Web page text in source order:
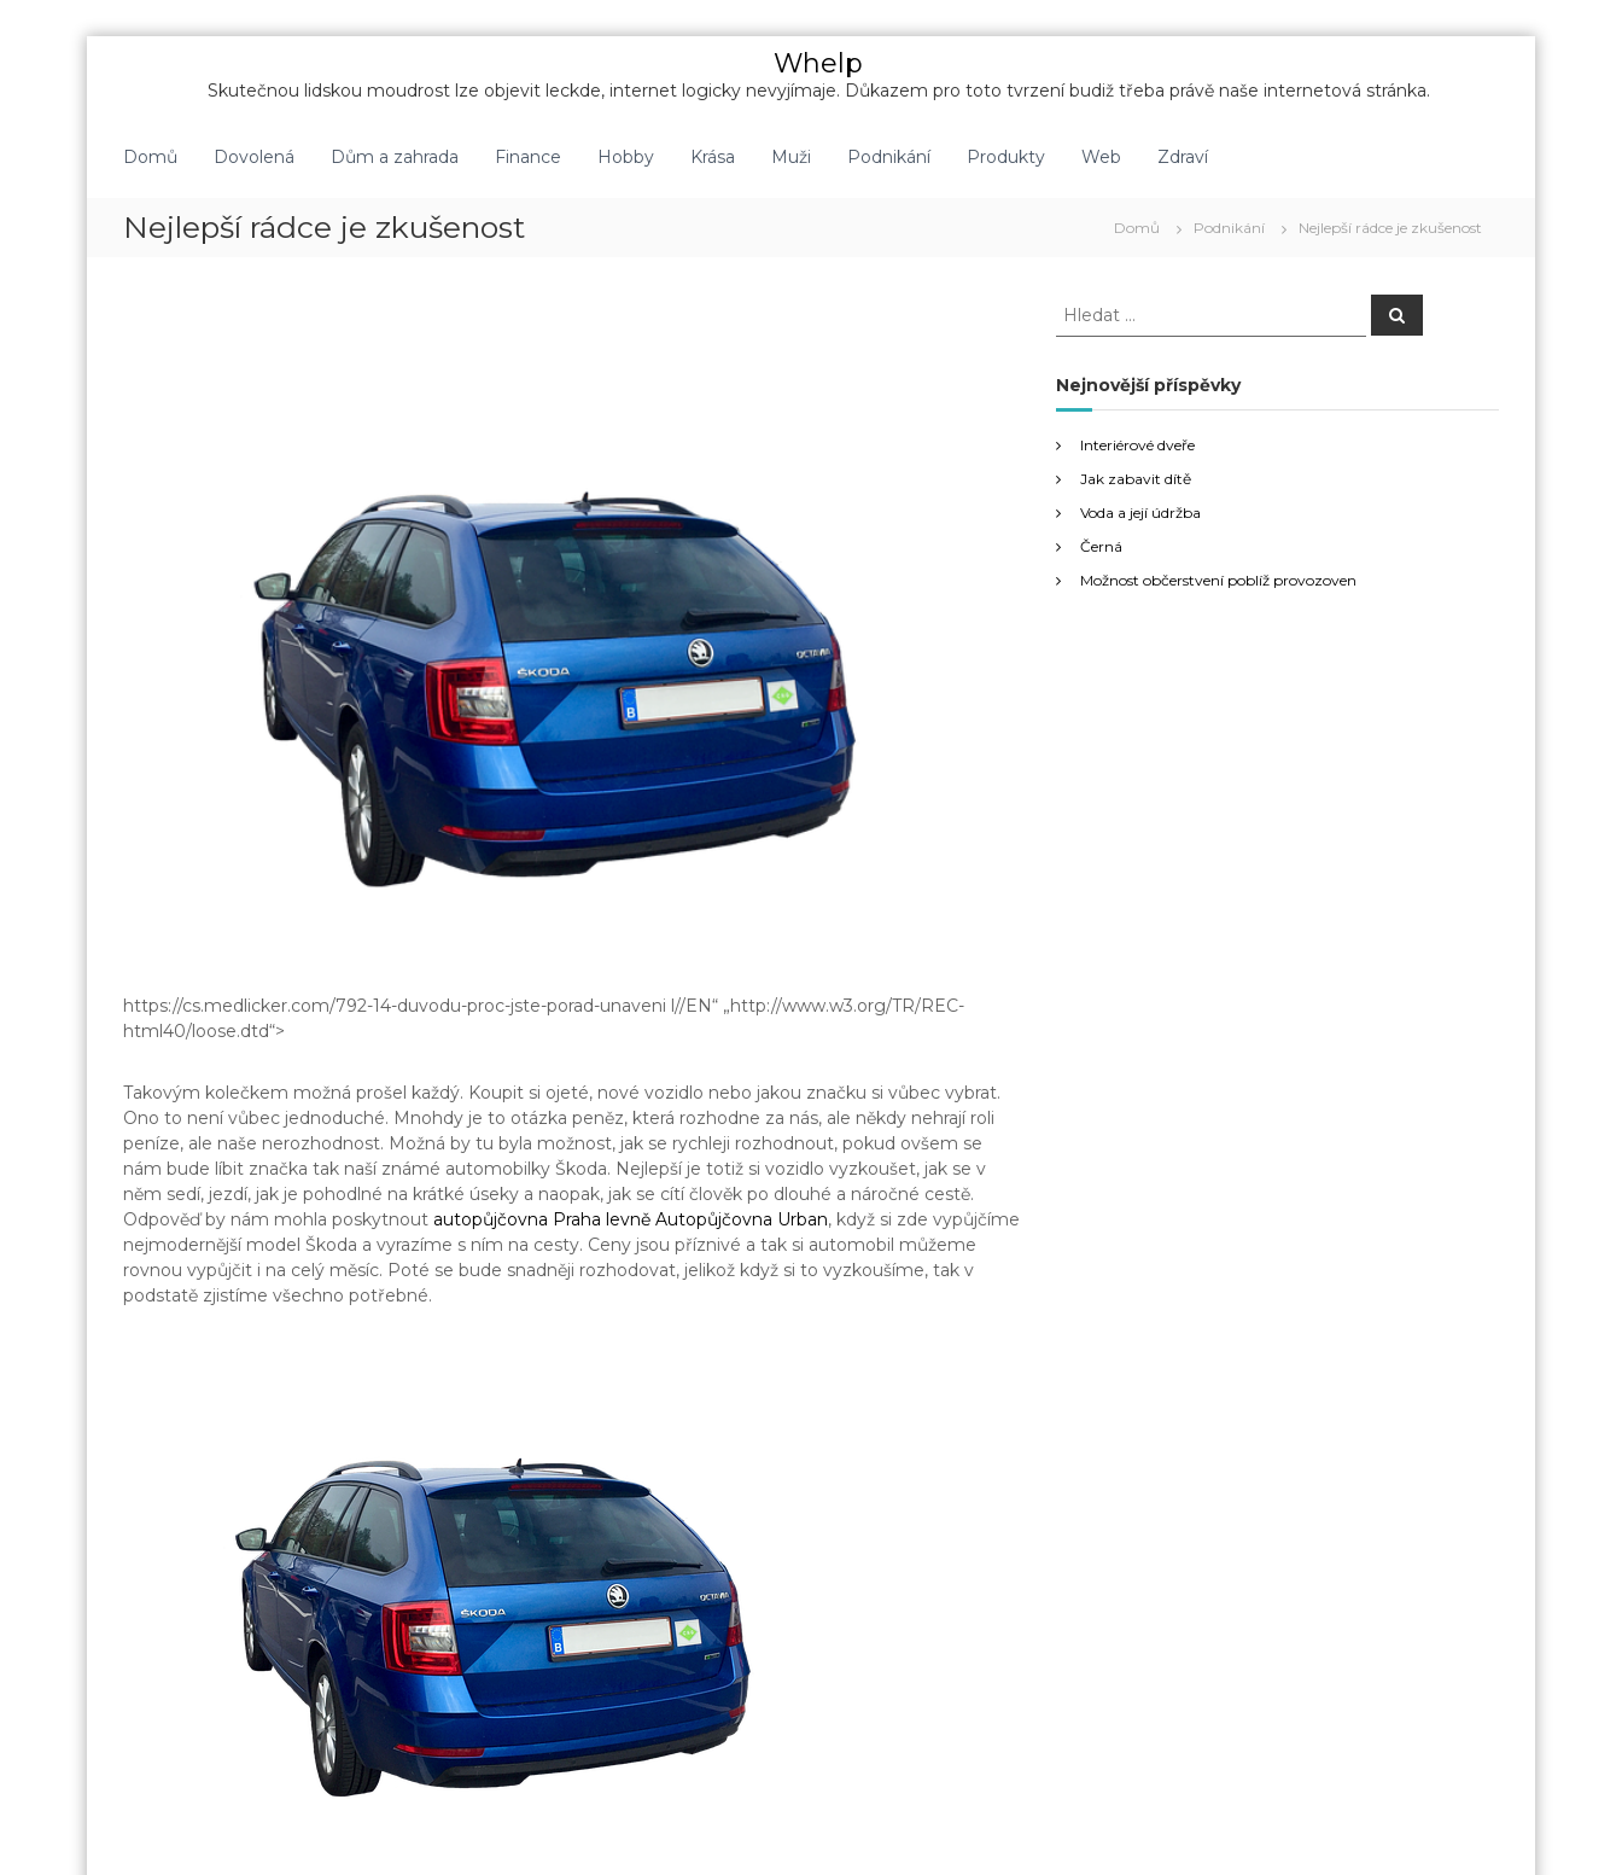
Whelp
Skutečnou lidskou moudrost lze objevit leckde, internet logicky nevyjímaje. Důkazem pro toto tvrzení budiž třeba právě naše internetová stránka.
Domů Dovolená Dům a zahrada Finance Hobby Krása Muži Podnikání Produkty Web Zdraví
Nejlepší rádce je zkušenost Domů Podnikání Nejlepší rádce je zkušenost
https://cs.medlicker.com/792-14-duvodu-proc-jste-porad-unaveni l//EN“ „http://www.w3.org/TR/REC-
html40/loose.dtd“>
Takovým kolečkem možná prošel každý. Koupit si ojeté, nové vozidlo nebo jakou značku si vůbec vybrat.
Ono to není vůbec jednoduché. Mnohdy je to otázka peněz, která rozhodne za nás, ale někdy nehrají roli
peníze, ale naše nerozhodnost. Možná by tu byla možnost, jak se rychleji rozhodnout, pokud ovšem se
nám bude líbit značka tak naší známé automobilky Škoda. Nejlepší je totiž si vozidlo vyzkoušet, jak se v
něm sedí, jezdí, jak je pohodlné na krátké úseky a naopak, jak se cítí člověk po dlouhé a náročné cestě.
Odpověď by nám mohla poskytnout autopůjčovna Praha levně Autopůjčovna Urban, když si zde vypůjčíme
nejmodernější model Škoda a vyrazíme s ním na cesty. Ceny jsou příznivé a tak si automobil můžeme
rovnou vypůjčit i na celý měsíc. Poté se bude snadněji rozhodovat, jelikož když si to vyzkoušíme, tak v
podstatě zjistíme všechno potřebné.
H
d
a
:
H
Nejnovější příspěvky
Interiérové dveře
Jak zabavit dítě
Voda a její údržba
Černá
Možnost občerstvení poblíž provozoven